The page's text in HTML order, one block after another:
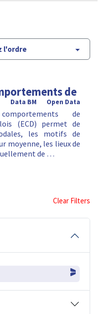
l'ordre
de
Open Data
Data BM
de
(ECD) permet de
les motifs de
moyenne, les lieux de
de …
Clear Filters